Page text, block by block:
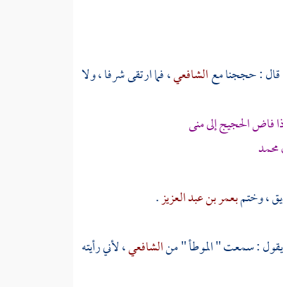
قال : حججنا معالشافعي، فما ارتقى شرفا ، ولا
فاض الحجيج إلى منى
محمد
، وختمبعمر بن عبد العزيز.
: سمعت " الموطأ " منالشافعي، لأني رأيته